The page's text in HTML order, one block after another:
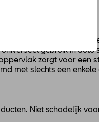
- ruikt voor de marter als
te gebruiken en
gebruik in
zorgt voor een
met slechts een enkele
Niet schadelijk